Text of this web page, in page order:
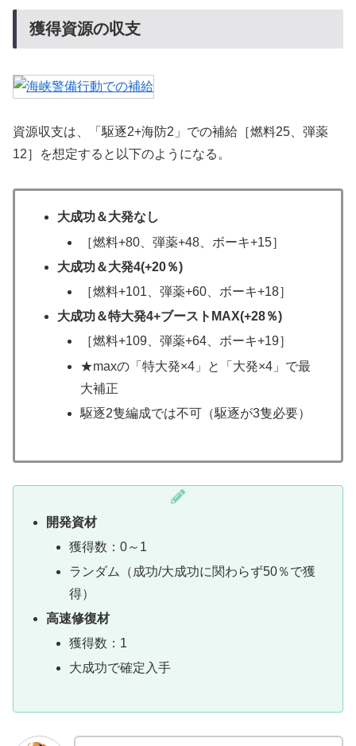
獲得資源の収支
資源収支は、「駆逐2+海防2」での補給［燃料25、弾薬
12］を想定すると以下のようになる。
大成功＆大発なし
［燃料+80、弾薬+48、ボーキ+15］
大成功＆大発4(+20％)
［燃料+101、弾薬+60、ボーキ+18］
大成功＆特大発4+ブーストMAX(+28％)
［燃料+109、弾薬+64、ボーキ+19］
★maxの「特大発×4」と「大発×4」で最
大補正
駆逐2隻編成では不可（駆逐が3隻必要）
開発資材
獲得数：0～1
ランダム（成功/大成功に関わらず50％で獲
得）
高速修復材
獲得数：1
大成功で確定入手